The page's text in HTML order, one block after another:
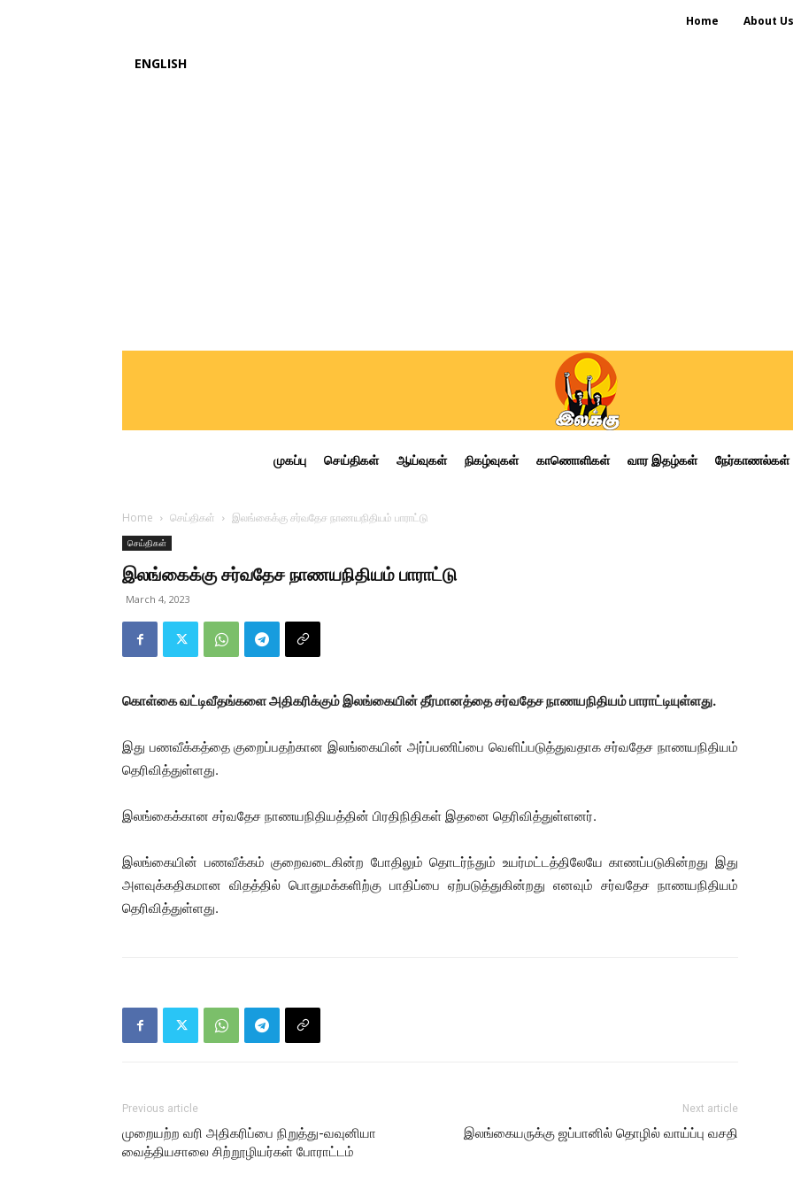
Home About Us
ENGLISH
முகப்பு செய்திகள் ஆய்வுகள் நிகழ்வுகள் காணொளிகள் வார இதழ்கள் நேர்காணல்கள்
Home செய்திகள் இலங்கைக்கு சர்வதேச நாணயநிதியம் பாராட்டு
செய்திகள்
இலங்கைக்கு சர்வதேச நாணயநிதியம் பாராட்டு
March 4, 2023
கொள்கை வட்டிவீதங்களை அதிகரிக்கும் இலங்கையின் தீர்மானத்தை சர்வதேச நாணயநிதியம் பாராட்டியுள்ளது.
இது பணவீக்கத்தை குறைப்பதற்கான இலங்கையின் அர்ப்பணிப்பை வெளிப்படுத்துவதாக சர்வதேச நாணயநிதியம்
தெரிவித்துள்ளது.
இலங்கைக்கான சர்வதேச நாணயநிதியத்தின் பிரதிநிதிகள் இதனை தெரிவித்துள்ளனர்.
இலங்கையின் பணவீக்கம் குறைவடைகின்ற போதிலும் தொடர்ந்தும் உயர்மட்டத்திலேயே காணப்படுகின்றது இது
அளவுக்கதிகமான விதத்தில் பொதுமக்களிற்கு பாதிப்பை ஏற்படுத்துகின்றது எனவும் சர்வதேச நாணயநிதியம்
தெரிவித்துள்ளது.
Previous article
முறையற்ற வரி அதிகரிப்பை நிறுத்து-வவுனியா
வைத்தியசாலை சிற்றூழியர்கள் போராட்டம்
Next article
இலங்கையருக்கு ஜப்பானில் தொழில் வாய்ப்பு வசதி